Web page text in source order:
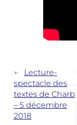
←
Lecture-
spectacle des
textes de Charb
– 5 décembre
2018